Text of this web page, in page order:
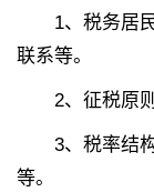
1、 税务居
联系等。
2、 征税原
3、 税率结
等。